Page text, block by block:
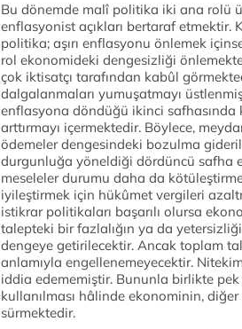
Bu dönemde malî politika iki ana rolü
enflasyonist açıkları bertaraf
politika; aşırı enflasyonu önlemek
rol ekonomideki dengesizliği
çok iktisatçı tarafından kabûl
dalgalanmaları yumuşatmayı
enflasyona döndüğü ikinci safhasında
arttırmayı içermektedir. Böylece,
ödemeler dengesindeki bozulma
durgunluğa yöneldiği dördüncü safha
meseleler durumu daha da
iyileştirmek için hükûmet vergileri
istikrar politikaları başarılı olursa
talepteki bir fazlalığın ya da
dengeye getirilecektir. Ancak toplam
anlamıyla engellenemeyecektir.
iddia edememiştir. Bununla birlikte
kullanılması hâlinde ekonominin,
sürmektedir.